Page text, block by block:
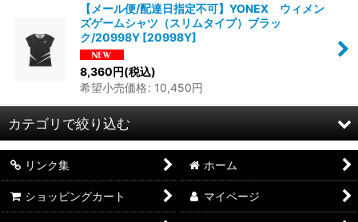
【メール便/配達日指定不可】YONEX ウィメン
ズゲームシャツ（スリムタイプ）ブラッ
ク/20998Y [20998Y]
8,360円(税込)
希望小売価格: 10,450円
カテゴリで絞り込む
ウェア (全商品)
ユニゲームシャツ
リンク集 ホーム
ショッピングカート マイページ